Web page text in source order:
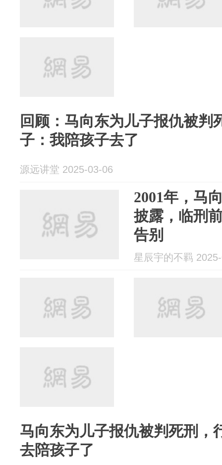
回顾：马向东为儿子报仇被判
子：我陪孩子去了
源远讲堂 2025-03-06
2001年，马
披露，临刑
告别
星辰宇的不羁
马向东为儿子报仇被判死刑，
去陪孩子了